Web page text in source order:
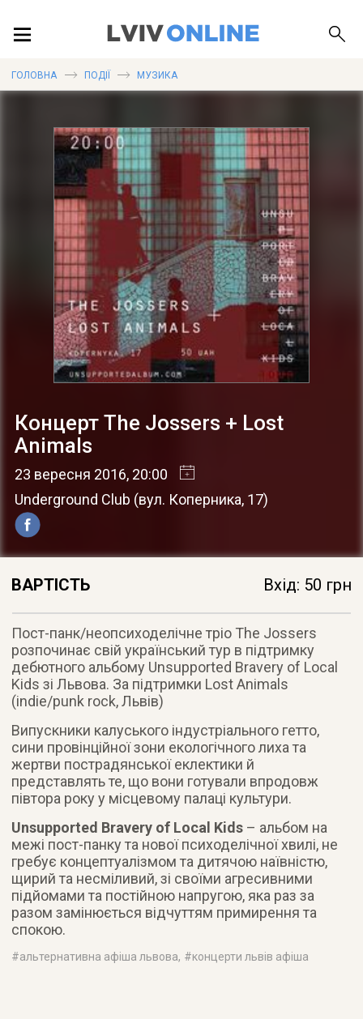
ПУБЛІКАЦІЇ
ДОВІДКА
ГОЛОВНА ПОДІЇ МУЗИКА
Концерт The Jossers + Lost
Animals
23 вересня 2016, 20:00
Underground Club (вул. Коперника, 17)
ВАРТІСТЬ Вхід: 50 грн
Пост-панк/неопсиходелічне тріо The Jossers
розпочинає свій український тур в підтримку
дебютного альбому Unsupported Bravery of Local
Kids зі Львова. За підтримки Lost Animals
(indie/punk rock, Львів)
Випускники калуського індустріального гетто,
сини провінційної зони екологічного лиха та
жертви пострадянської еклектики й
представлять те, що вони готували впродовж
півтора року у місцевому палаці культури.
Unsupported Bravery of Local Kids – альбом на
межі пост-панку та нової психоделічної хвилі, не
гребує концептуалізмом та дитячою наївністю,
щирий та несміливий, зі своїми агресивними
підйомами та постійною напругою, яка раз за
разом замінюється відчуттям примирення та
спокою.
#альтернативна афіша львова, #концерти львів афіша